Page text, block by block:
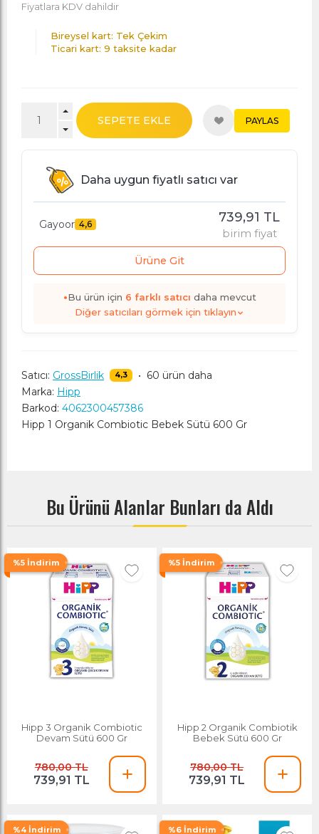
Fiyatlara KDV dahildir
Bireysel kart: Tek Çekim
Ticari kart: 9 taksite kadar
SEPETE EKLE PAYLAS
Daha uygun fiyatlı satıcı var
Gayoor 4,6 739,91 TL
birim fiyat
Ürüne Git
•Bu ürün için 6 farklı satıcı daha mevcut
Diğer satıcıları görmek için tıklayın
Satıcı: GrossBirlik 4,3 • 60 ürün daha
Marka: Hipp
Barkod: 4062300457386
Hipp 1 Organik Combiotic Bebek Sütü 600 Gr
Bu Ürünü Alanlar Bunları da Aldı
%5 İndirim
Hipp 3 Organik Combiotic
Devam Sütü 600 Gr
780,00 TL
739,91 TL
%5 İndirim
Hipp 2 Organik Combiotik
Bebek Sütü 600 Gr
780,00 TL
739,91 TL
%4 İndirim %6 İndirim